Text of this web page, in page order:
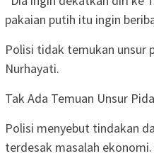
pakaian putih itu ingin
Polisi tidak temukan unsur
Nurhayati.
Tak Ada Temuan Unsur
Polisi menyebut tindakan
terdesak masalah